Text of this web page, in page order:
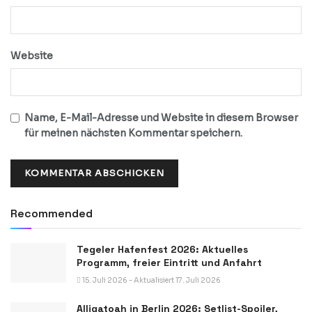
Website
Name, E-Mail-Adresse und Website in diesem Browser
für meinen nächsten Kommentar speichern.
Recommended
Tegeler Hafenfest 2026: Aktuelles
Programm, freier Eintritt und Anfahrt
15. Juli 2026 - Aktualisiert 17. Juli 2026
Alligatoah in Berlin 2026: Setlist-Spoiler,